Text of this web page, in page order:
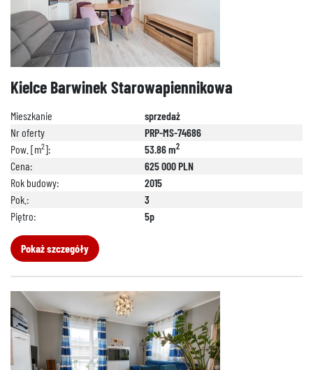
Kielce Barwinek Starowapiennikowa
Mieszkanie
sprzedaż
Nr oferty
PRP-MS-74686
Pow. [m2]: 53.86 m2
Cena:
625 000 PLN
Rok budowy:
2015
Pok.:
3
Piętro:
5p
Pokaż szczegóły